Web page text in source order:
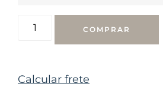
COMPRAR
Calcular frete